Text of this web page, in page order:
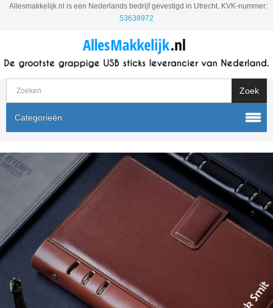
Allesmakkelijk.nl is een Nederlands bedrijf gevestigd in Utrecht. KVK-nummer:
53638972
Categorieën